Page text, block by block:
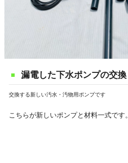
漏電した下水ポンプの交換
交換する新しい汚水・汚物用ポンプです
こちらが新しいポンプと材料一式です。